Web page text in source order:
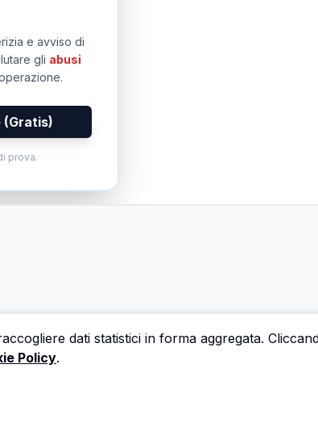
e avviso di
gli abusi
(Gratis)
prova.
dati statistici in forma aggregata.
Policy.